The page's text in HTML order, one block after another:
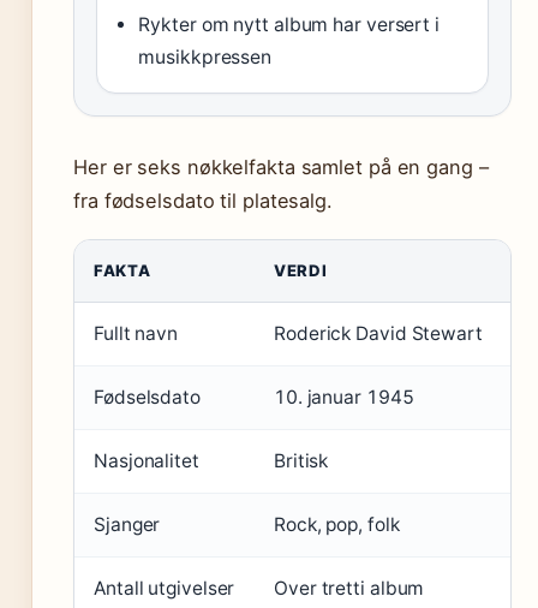
Rykter om nytt album har versert i
musikkpressen
Her er seks nøkkelfakta samlet på en gang –
fra fødselsdato til platesalg.
FAKTA VERDI
Fullt navn Roderick David Stewart
Fødselsdato 10. januar 1945
Nasjonalitet Britisk
Sjanger Rock, pop, folk
Antall utgivelser Over tretti album